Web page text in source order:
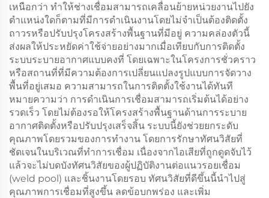
เหนือกว่า ทำให้ช่างเชื่อมสามารถเคลื่อนย้ายหน่วยงานไปยัง
ตำแหน่งใดก็ตามที่มีการดำเนินงานโดยไม่จำเป็นต้องติดตั้ง
ถาวรหรือปรับปรุงโครงสร้างพื้นฐานที่มีอยู่ ความคล่องตัวนี้
ส่งผลให้ประหยัดค่าใช้จ่ายอย่างมากเมื่อเทียบกับการติดตั้ง
ระบบระบายอากาศแบบคงที่ โดยเฉพาะในโครงการชั่วคราว
หรือสถานที่ที่มีความต้องการเปลี่ยนแปลงรูปแบบการจัดวาง
พื้นที่อยู่เสมอ ความสามารถในการติดตั้งใช้งานได้ทันที
หมายความว่า การดำเนินการเชื่อมสามารถเริ่มต้นได้อย่าง
รวดเร็ว โดยไม่ต้องรอให้โครงสร้างพื้นฐานด้านการระบาย
อากาศติดตั้งหรือปรับปรุงเสร็จสิ้น ระบบนี้ยังช่วยยกระดับ
คุณภาพโดยรวมของการทำงาน โดยการรักษาทัศนวิสัยที่
ชัดเจนในบริเวณที่ทำการเชื่อม เนื่องจากไอเสียที่ถูกดูดจับไว้
แล้วจะไม่บดบังทัศนวิสัยของผู้ปฏิบัติงานต่อแนวรอยเชื่อม
(weld pool) และชิ้นงานโดยรอบ ทัศนวิสัยที่ดีขึ้นนี้นำไปสู่
คุณภาพการเชื่อมที่สูงขึ้น ลดข้อบกพร่อง และเพิ่ม